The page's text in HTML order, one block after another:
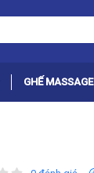
GHẾ MASSAGE